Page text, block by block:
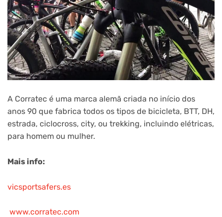
A Corratec é uma marca alemã criada no início dos
anos 90 que fabrica todos os tipos de bicicleta, BTT, DH,
estrada, ciclocross, city, ou trekking, incluindo elétricas,
para homem ou mulher.
Mais info:
vicsportsafers.es
www.corratec.com